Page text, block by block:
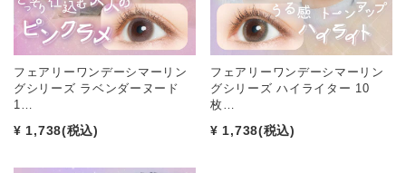
フェアリーワンデーシマーリン
グシリーズ ラベンダーヌード
1…
¥ 1,738(税込)
フェアリーワンデーシマーリン
グシリーズ ハイライター 10
枚…
¥ 1,738(税込)